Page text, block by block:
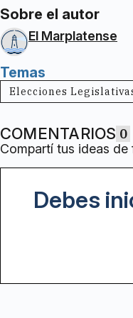
Sobre el autor
El Marplatense
Temas
Elecciones
COMENTARIOS 0
Compartí tus ideas de
Debes